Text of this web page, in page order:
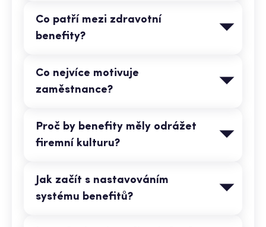
Co patří mezi zdravotní
benefity?
Co nejvíce motivuje
zaměstnance?
Proč by benefity měly odrážet
firemní kulturu?
Jak začít s nastavováním
systému benefitů?